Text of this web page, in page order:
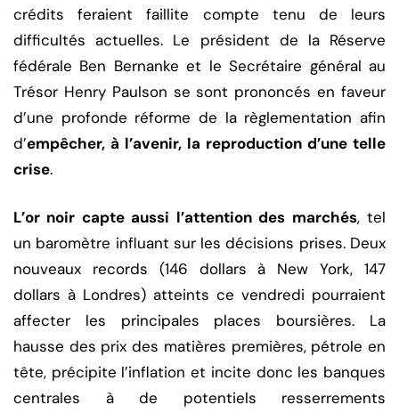
crédits feraient faillite compte tenu de leurs
difficultés actuelles. Le président de la Réserve
fédérale Ben Bernanke et le Secrétaire général au
Trésor Henry Paulson se sont prononcés en faveur
d’une profonde réforme de la règlementation afin
d’empêcher, à l’avenir, la reproduction d’une telle
crise.
L’or noir capte aussi l’attention des marchés, tel
un baromètre influant sur les décisions prises. Deux
nouveaux records (146 dollars à New York, 147
dollars à Londres) atteints ce vendredi pourraient
affecter les principales places boursières. La
hausse des prix des matières premières, pétrole en
tête, précipite l’inflation et incite donc les banques
centrales à de potentiels resserrements